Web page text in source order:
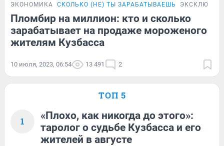
ЭКОНОМИКА СКОЛЬКО (НЕ) ТЫ ЗАРАБАТЫВАЕШЬ ЭКСКЛЮЗИВ
Пломбир на миллион: кто и сколько
зарабатывает на продаже мороженого
жителям Кузбасса
10 июля, 2023, 06:54 13 491 2
ТОП 5
1
«Плохо, как никогда до этого»:
таролог о судьбе Кузбасса и его
жителей в августе